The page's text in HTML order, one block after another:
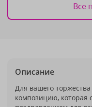
Все
Описание
Для вашего
композицию, которая